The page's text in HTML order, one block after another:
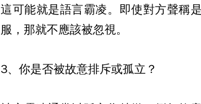
這可能就是語言霸凌。即使對方聲稱
服，那就不應該被忽視。
3、你是否被故意排斥或孤立？